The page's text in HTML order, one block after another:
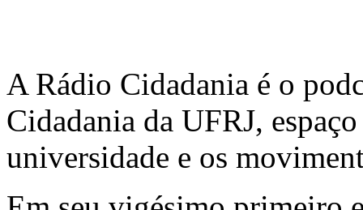
A Rádio Cidadania é o
Cidadania da UFRJ,
universidade e os